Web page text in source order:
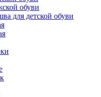
обуви
для детской обуви